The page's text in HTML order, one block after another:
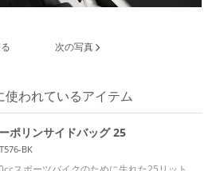
次の写真
使われているアイテム
ポリンサイドバッグ 25
BK